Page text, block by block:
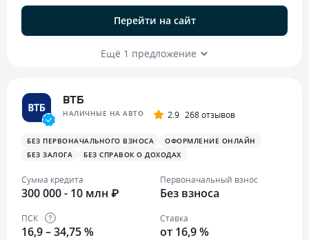
Перейти на сайт
Ещё 1 предложение
ВТБ
НАЛИЧНЫЕ НА АВТО 2.9 268 отзывов
БЕЗ ПЕРВОНАЧАЛЬНОГО ВЗНОСА
ОФОРМЛЕНИЕ ОНЛАЙН
БЕЗ ЗАЛОГА
БЕЗ СПРАВОК О ДОХОДАХ
Сумма кредита
300 000 - 10 млн ₽
Первоначальный взнос
Без взноса
ПСК
16,9 – 34,75 %
Ставка
от 16,9 %